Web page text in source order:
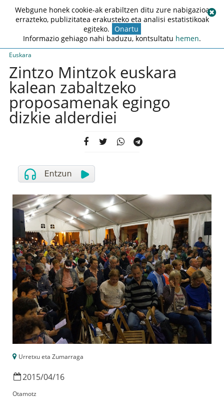
Euskara
Zintzo Mintzok euskara
kalean zabaltzeko
proposamenak egingo
dizkie alderdiei
Urretxu eta Zumarraga
2015/04/16
Otamotz
Webgune honek cookie-ak erabiltzen ditu zure nabigazioa
errazteko, publizitatea erakusteko eta analisi estatistikoak
egiteko. Onartu
Informazio gehiago nahi baduzu, kontsultatu hemen.